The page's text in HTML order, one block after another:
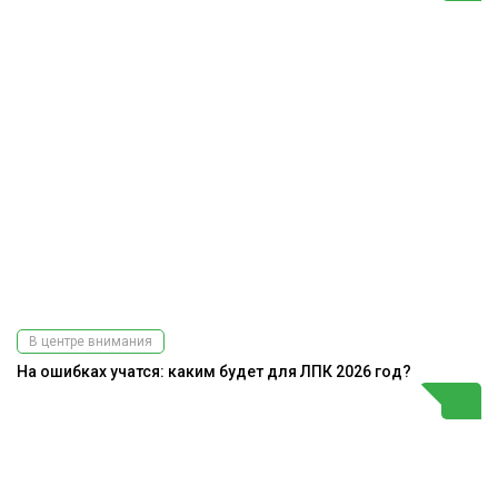
В центре внимания
На ошибках учатся: каким будет для ЛПК 2026 год?